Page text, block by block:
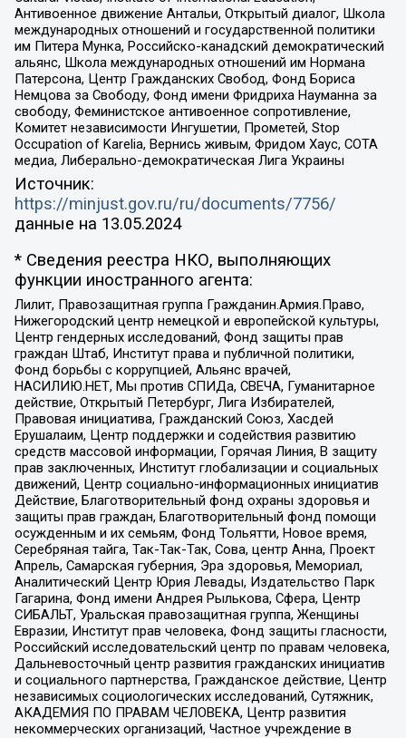
Антивоенное движение Антальи, Открытый диалог, Школа
международных отношений и государственной политики
им Питера Мунка, Российско-канадский демократический
альянс, Школа международных отношений им Нормана
Патерсона, Центр Гражданских Свобод, Фонд Бориса
Немцова за Свободу, Фонд имени Фридриха Науманна за
свободу, Феминистское антивоенное сопротивление,
Комитет независимости Ингушетии, Прометей, Stop
Occupation of Karelia, Вернись живым, Фридом Хаус, СОТА
медиа, Либерально-демократическая Лига Украины
Источник:
https://minjust.gov.ru/ru/documents/7756/
данные на 13.05.2024
* Сведения реестра НКО, выполняющих
функции иностранного агента:
Лилит, Правозащитная группа Гражданин.Армия.Право,
Нижегородский центр немецкой и европейской культуры,
Центр гендерных исследований, Фонд защиты прав
граждан Штаб, Институт права и публичной политики,
Фонд борьбы с коррупцией, Альянс врачей,
НАСИЛИЮ.НЕТ, Мы против СПИДа, СВЕЧА, Гуманитарное
действие, Открытый Петербург, Лига Избирателей,
Правовая инициатива, Гражданский Союз, Хасдей
Ерушалаим, Центр поддержки и содействия развитию
средств массовой информации, Горячая Линия, В защиту
прав заключенных, Институт глобализации и социальных
движений, Центр социально-информационных инициатив
Действие, Благотворительный фонд охраны здоровья и
защиты прав граждан, Благотворительный фонд помощи
осужденным и их семьям, Фонд Тольятти, Новое время,
Серебряная тайга, Так-Так-Так, Сова, центр Анна, Проект
Апрель, Самарская губерния, Эра здоровья, Мемориал,
Аналитический Центр Юрия Левады, Издательство Парк
Гагарина, Фонд имени Андрея Рылькова, Сфера, Центр
СИБАЛЬТ, Уральская правозащитная группа, Женщины
Евразии, Институт прав человека, Фонд защиты гласности,
Российский исследовательский центр по правам человека,
Дальневосточный центр развития гражданских инициатив
и социального партнерства, Гражданское действие, Центр
независимых социологических исследований, Сутяжник,
АКАДЕМИЯ ПО ПРАВАМ ЧЕЛОВЕКА, Центр развития
некоммерческих организаций, Частное учреждение в